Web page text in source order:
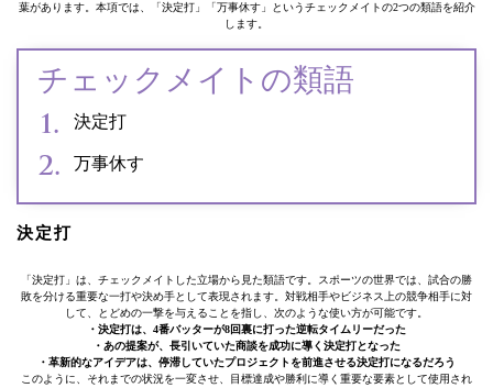
葉があります。本項では、「決定打」「万事休す」というチェックメイトの2つの類語を紹介
します。
チェックメイトの類語
決定打
万事休す
決定打
「決定打」は、チェックメイトした立場から見た類語です。スポーツの世界では、試合の勝
敗を分ける重要な一打や決め手として表現されます。対戦相手やビジネス上の競争相手に対
して、とどめの一撃を与えることを指し、次のような使い方が可能です。
・決定打は、4番バッターが8回裏に打った逆転タイムリーだった
・あの提案が、長引いていた商談を成功に導く決定打となった
・革新的なアイデアは、停滞していたプロジェクトを前進させる決定打になるだろう
このように、それまでの状況を一変させ、目標達成や勝利に導く重要な要素として使用され